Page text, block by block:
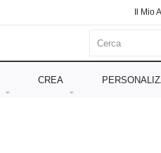
Il Mio
CREA